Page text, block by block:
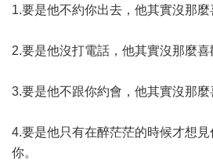
1.要是他不約你出去，他其實沒那麼
2.要是他沒打電話，他其實沒那麼喜
3.要是他不跟你約會，他其實沒那麼
4.要是他只有在醉茫茫的時候才想
你。